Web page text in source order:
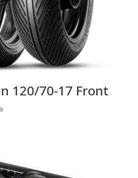
120/70-17 Front